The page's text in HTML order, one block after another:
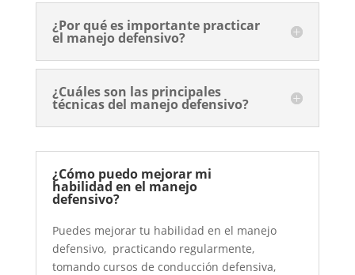
¿Por qué es importante practicar
el manejo defensivo?
¿Cuáles son las principales
técnicas del manejo defensivo?
¿Cómo puedo mejorar mi
habilidad en el manejo
defensivo?
Puedes mejorar tu habilidad en el manejo
defensivo, practicando regularmente,
tomando cursos de conducción defensiva,